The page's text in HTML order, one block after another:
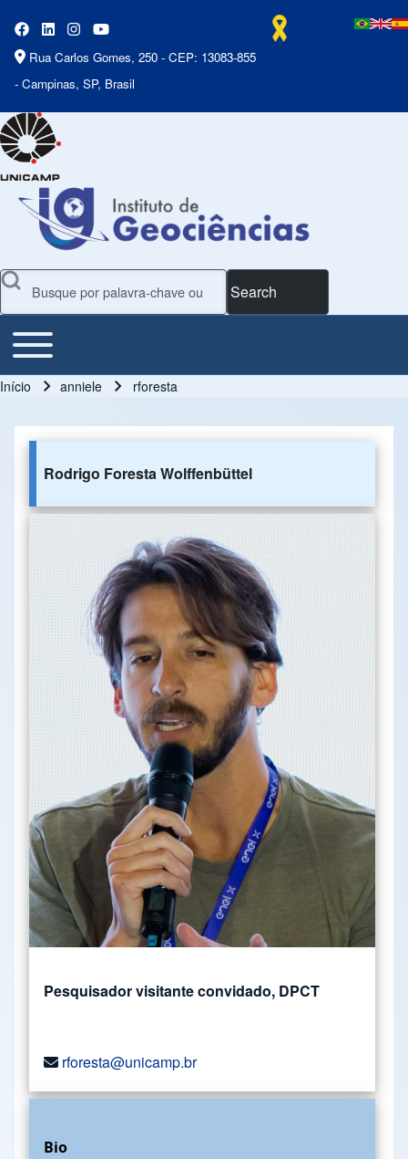
Rua Carlos Gomes, 250 - CEP: 13083-855
- Campinas, SP, Brasil
Search
Main Menu
Toggle main menu
Início anniele rforesta
Rodrigo Foresta Wolffenbüttel
Pesquisador visitante convidado, DPCT
rforesta@unicamp.br
Bio